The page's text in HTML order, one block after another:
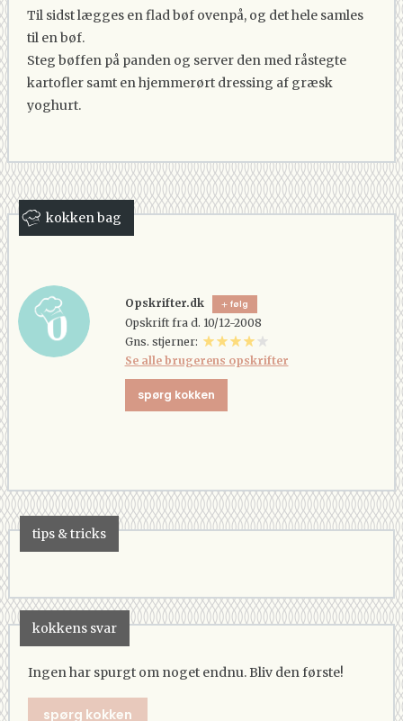
Til sidst lægges en flad bøf ovenpå, og det hele samles
til en bøf.
Steg bøffen på panden og server den med råstegte
kartofler samt en hjemmerørt dressing af græsk
yoghurt.
kokken bag
Opskrifter.dk følg
Opskrift fra d. 10/12-2008
Gns. stjerner:
Se alle brugerens opskrifter
spørg kokken
tips & tricks
kokkens svar
Ingen har spurgt om noget endnu. Bliv den første!
spørg kokken